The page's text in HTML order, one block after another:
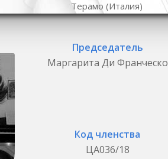
Терамо (Италия)
Председатель
Маргарита Ди Франческо
Код членства
ЦА036/18